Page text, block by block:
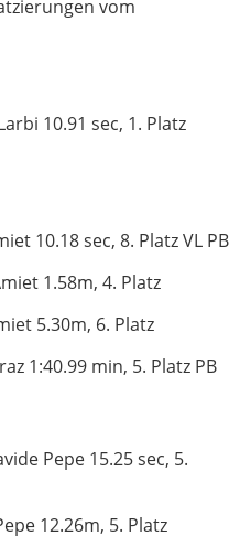
vom
10.91 sec, 1. Platz
10.18 sec, 8. Platz VL PB
1.58m, 4. Platz
5.30m, 6. Platz
1:40.99 min, 5. Platz PB
Pepe 15.25 sec, 5.
12.26m, 5. Platz